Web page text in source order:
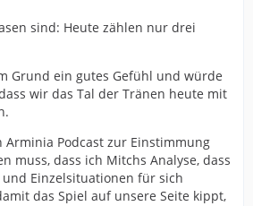
sind: Heute zählen nur drei
Grund ein gutes Gefühl und würde
wir das Tal der Tränen heute mit
Arminia Podcast zur Einstimmung
muss, dass ich Mitchs Analyse, dass
Einzelsituationen für sich
das Spiel auf unsere Seite kippt,